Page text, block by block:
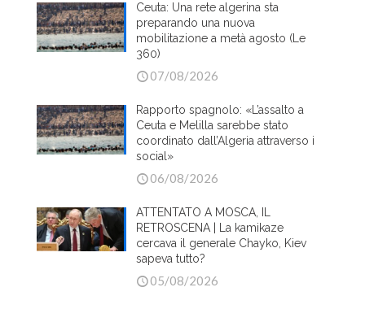
Ceuta: Una rete algerina sta
preparando una nuova
mobilitazione a metà agosto (Le
360)
07/08/2026
Rapporto spagnolo: «L’assalto a
Ceuta e Melilla sarebbe stato
coordinato dall’Algeria attraverso i
social»
06/08/2026
ATTENTATO A MOSCA, IL
RETROSCENA | La kamikaze
cercava il generale Chayko, Kiev
sapeva tutto?
05/08/2026